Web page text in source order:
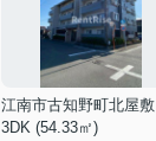
江南市古知野町北屋敷
3DK (54.33㎡)